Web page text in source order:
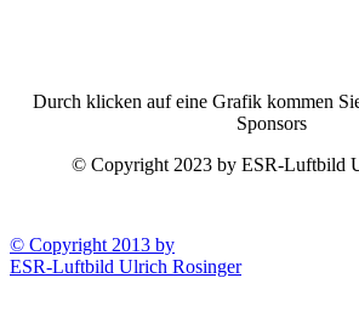
Durch klicken auf eine Grafik kommen
Sponsors
© Copyright 2023 by ESR-Luftbild
© Copyright 2013 by
ESR-Luftbild Ulrich Rosinger